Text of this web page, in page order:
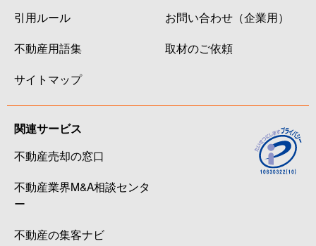
引用ルール
不動産用語集
サイトマップ
お問い合わせ（企業用）
取材のご依頼
関連サービス
不動産売却の窓口
不動産業界M&A相談センタ
ー
不動産の集客ナビ